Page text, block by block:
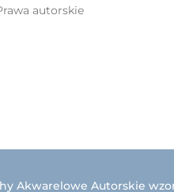
autorskie
Akwarelowe Autorskie